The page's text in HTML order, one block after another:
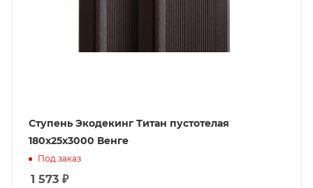
Ступень Экодекинг Титан пустотелая
180х25х3000 Венге
Под заказ
1 573 ₽